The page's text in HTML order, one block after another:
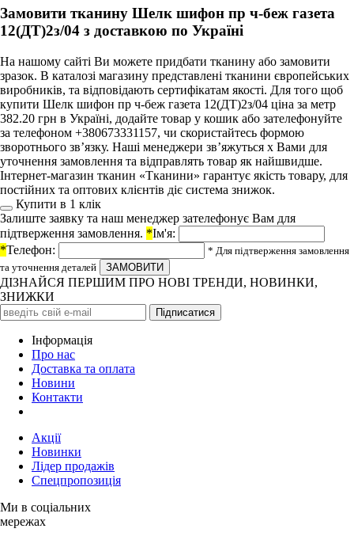
Замовити тканину Шелк шифон пр ч-беж газета
12(ДТ)2з/04 з доставкою по Україні
На нашому сайті Ви можете придбати тканину або замовити
зразок. В каталозі магазину представлені тканини європейських
виробників, та відповідають сертифікатам якості. Для того щоб
купити Шелк шифон пр ч-беж газета 12(ДТ)2з/04 ціна за метр
382.20 грн в Україні, додайте товар у кошик або зателефонуйте
за телефоном +380673331157, чи скористайтесь формою
зворотнього зв’язку. Наші менеджери зв’яжуться х Вами для
уточнення замовлення та відправлять товар як найшвидше.
Інтернет-магазин тканин «Тканини» гарантує якість товару, для
постійних та оптових клієнтів діє система знижок.
Купити в 1 клiк
Залиште заявку та наш менеджер зателефонує Вам для
підтверження замовлення. *Ім'я:
*Телефон:
* Для підтверження замовлення
та уточнення деталей
ДІЗНАЙСЯ ПЕРШИМ ПРО НОВІ ТРЕНДИ, НОВИНКИ,
ЗНИЖКИ
Iнформація
Про нас
Доставка та оплата
Новини
Контакти
Акції
Новинки
Лідер продажів
Спецпропозиція
Ми в соціальних
мережах